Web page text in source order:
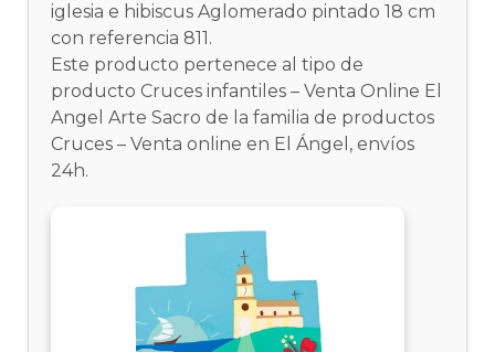
iglesia e hibiscus Aglomerado pintado 18 cm
con referencia 811.
Este producto pertenece al tipo de
producto Cruces infantiles – Venta Online El
Angel Arte Sacro de la familia de productos
Cruces – Venta online en El Ángel, envíos
24h.